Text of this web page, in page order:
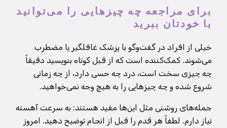
برای مراجعه چه چیزهایی را می‌توانید
با خودتان ببرید
خیلی از افراد در گفت‌وگو با پزشک غافلگیر یا مضطرب
می‌شوند. کمک‌کننده است که از قبل کوتاه بنویسید دقیقاً
چه چیزی سخت است، درد چه حسی دارد، از چه زمانی
شروع شده و چه چیزهایی را به هیچ وجه نمی‌خواهید.
جمله‌های روشنی مثل این‌ها مفید هستند: به سرعت آهسته
نیاز دارم. لطفاً هر قدم را قبل از انجام توضیح دهید. امروز